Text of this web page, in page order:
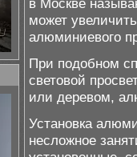
в Москве
может
алюминиевого
При подобном
световой
или деревом,
Установка
несложное